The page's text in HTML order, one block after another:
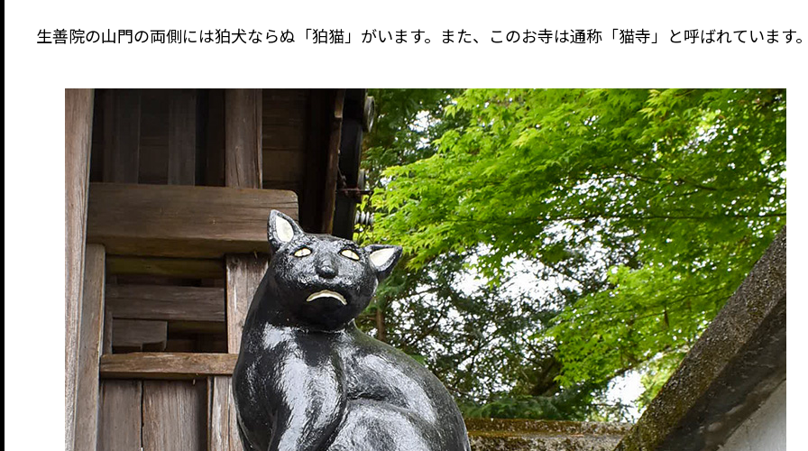
生善院の山門の両側には狛犬ならぬ「狛猫」がいます。また、このお寺は通称「猫寺」と呼ばれています